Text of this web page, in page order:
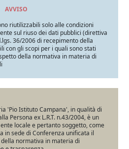
AVVISO
riutilizzabili solo alle condizioni
sul riuso dei dati pubblici (direttiva
36/2006 di recepimento della
con gli scopi per i quali sono stati
della normativa in materia di
'Pio Istituto Campana', in qualità di
Persona ex L.R.T. n.43/2004, è un
locale e pertanto soggetto, come
in sede di Conferenza unificata il
della normativa in materia di